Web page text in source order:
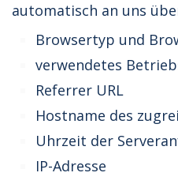
automatisch an uns
Browsertyp und
verwendetes
Referrer URL
Hostname des
Uhrzeit der
IP-Adresse